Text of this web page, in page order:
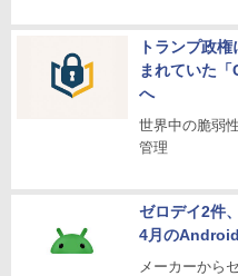
トランプ政
まれていた
へ
世界中の脆弱
管理
ゼロデイ2件
4月の
メーカーから